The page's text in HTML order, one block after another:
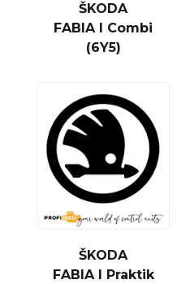
ŠKODA
FABIA I Combi
(6Y5)
ŠKODA
FABIA I Praktik